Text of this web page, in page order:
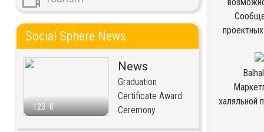
Social Sphere News
123 0
News
Graduation
Certificate Award
Ceremony
халяльной